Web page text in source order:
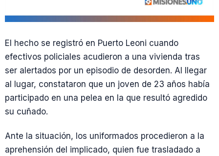
El hecho se registró en Puerto Leoni cuando
efectivos policiales acudieron a una vivienda tras
ser alertados por un episodio de desorden. Al llegar
al lugar, constataron que un joven de 23 años había
participado en una pelea en la que resultó agredido
su cuñado.
Ante la situación, los uniformados procedieron a la
aprehensión del implicado, quien fue trasladado a